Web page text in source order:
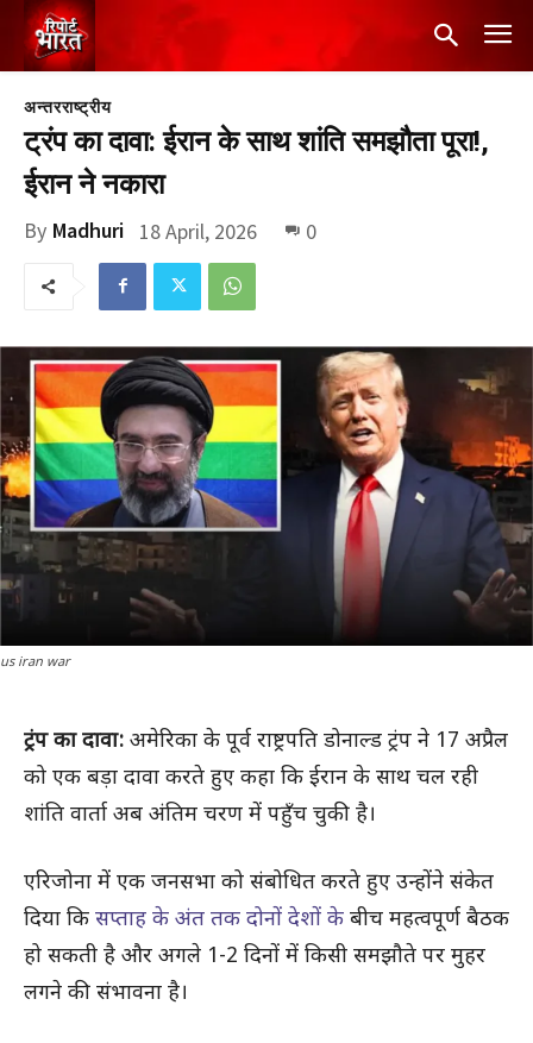
अन्तरराष्ट्रीय
ट्रंप का दावा: ईरान के साथ शांति समझौता पूरा!,
ईरान ने नकारा
By Madhuri 18 April, 2026 0
us iran war
ट्रंप का दावा: अमेरिका के पूर्व राष्ट्रपति डोनाल्ड ट्रंप ने 17 अप्रैल
को एक बड़ा दावा करते हुए कहा कि ईरान के साथ चल रही
शांति वार्ता अब अंतिम चरण में पहुँच चुकी है।
एरिजोना में एक जनसभा को संबोधित करते हुए उन्होंने संकेत
दिया कि सप्ताह के अंत तक दोनों देशों के बीच महत्वपूर्ण बैठक
हो सकती है और अगले 1-2 दिनों में किसी समझौते पर मुहर
लगने की संभावना है।